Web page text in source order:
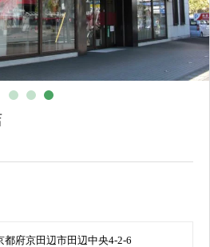
都府京田辺市田辺中央4-2-6